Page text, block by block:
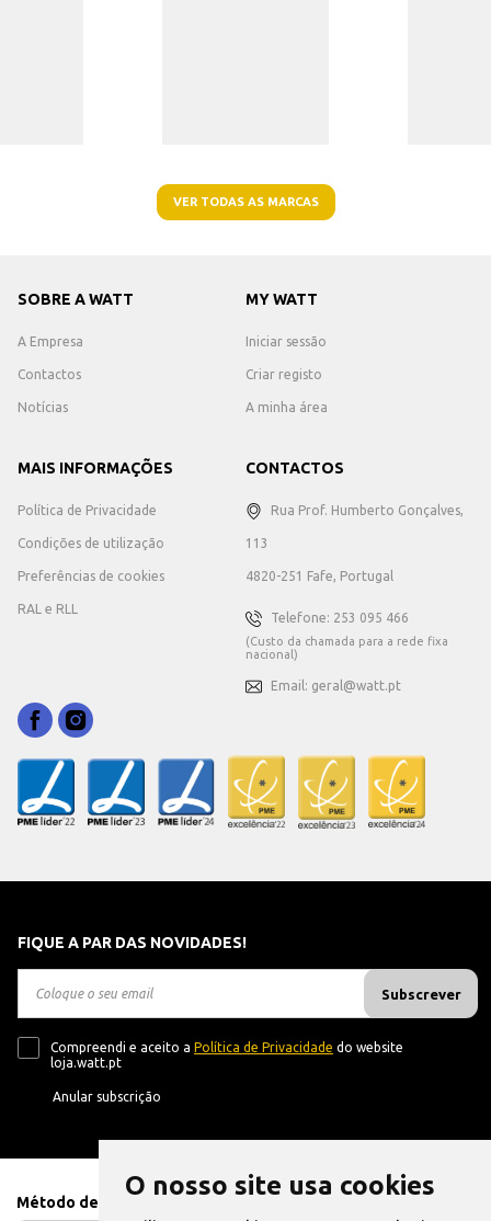
O nosso site usa cookies
VER TODAS AS MARCAS
SOBRE A WATT
A Empresa
Contactos
Notícias
MY WATT
Iniciar sessão
Criar registo
A minha área
MAIS INFORMAÇÕES
Política de Privacidade
Condições de utilização
Preferências de cookies
RAL e RLL
CONTACTOS
Rua Prof. Humberto Gonçalves,
113
4820-251 Fafe, Portugal
Telefone: 253 095 466
(Custo da chamada para a rede fixa
nacional)
Email: geral@watt.pt
FIQUE A PAR DAS NOVIDADES!
Subscrever
Compreendi e aceito a Política de Privacidade do website
loja.watt.pt
Anular subscrição
Método de Pagamento